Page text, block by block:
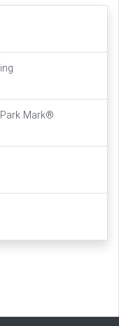
Mark®